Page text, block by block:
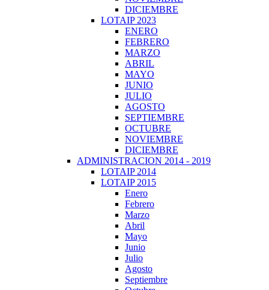
DICIEMBRE
LOTAIP 2023
ENERO
FEBRERO
MARZO
ABRIL
MAYO
JUNIO
JULIO
AGOSTO
SEPTIEMBRE
OCTUBRE
NOVIEMBRE
DICIEMBRE
ADMINISTRACION 2014 - 2019
LOTAIP 2014
LOTAIP 2015
Enero
Febrero
Marzo
Abril
Mayo
Junio
Julio
Agosto
Septiembre